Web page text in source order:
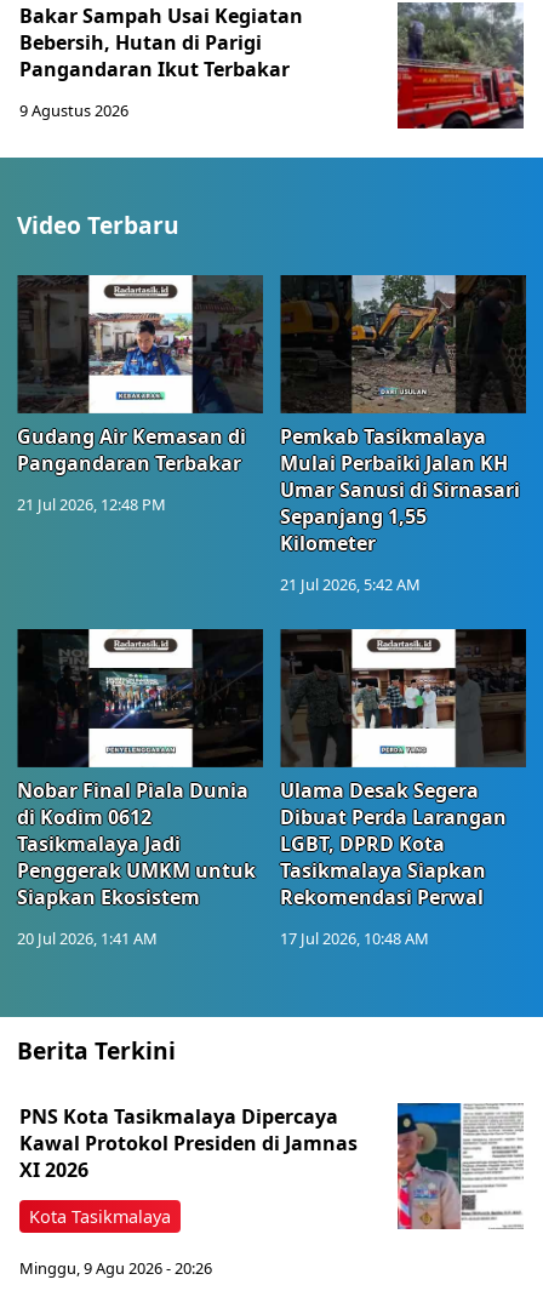
Bakar Sampah Usai Kegiatan
Bebersih, Hutan di Parigi
Pangandaran Ikut Terbakar
9 Agustus 2026
Video Terbaru
Gudang Air Kemasan di
Pangandaran Terbakar
21 Jul 2026, 12:48 PM
Pemkab Tasikmalaya
Mulai Perbaiki Jalan KH
Umar Sanusi di Sirnasari
Sepanjang 1,55
Kilometer
21 Jul 2026, 5:42 AM
Nobar Final Piala Dunia
di Kodim 0612
Tasikmalaya Jadi
Penggerak UMKM untuk
Siapkan Ekosistem
20 Jul 2026, 1:41 AM
Ulama Desak Segera
Dibuat Perda Larangan
LGBT, DPRD Kota
Tasikmalaya Siapkan
Rekomendasi Perwal
17 Jul 2026, 10:48 AM
Berita Terkini
Kota Tasikmalaya
PNS Kota Tasikmalaya Dipercaya
Kawal Protokol Presiden di Jamnas
XI 2026
Minggu, 9 Agu 2026 - 20:26